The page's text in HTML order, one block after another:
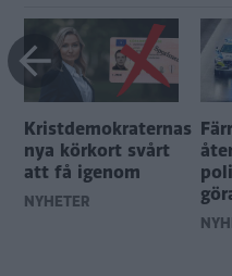
Kristdemokraternas
nya körkort svårt
att få igenom
NYHETER